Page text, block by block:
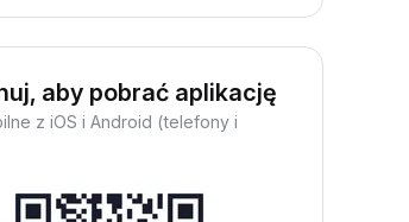
aby pobrać aplikację
z iOS i Android (telefony i